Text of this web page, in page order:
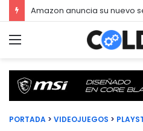
Menú
PORTADA > VIDEOJUEGOS >